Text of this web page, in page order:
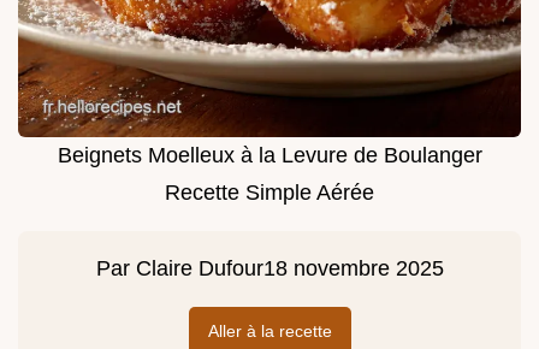
Beignets Moelleux à la Levure de Boulanger
Recette Simple Aérée
Par Claire Dufour18 novembre 2025
Aller à la recette